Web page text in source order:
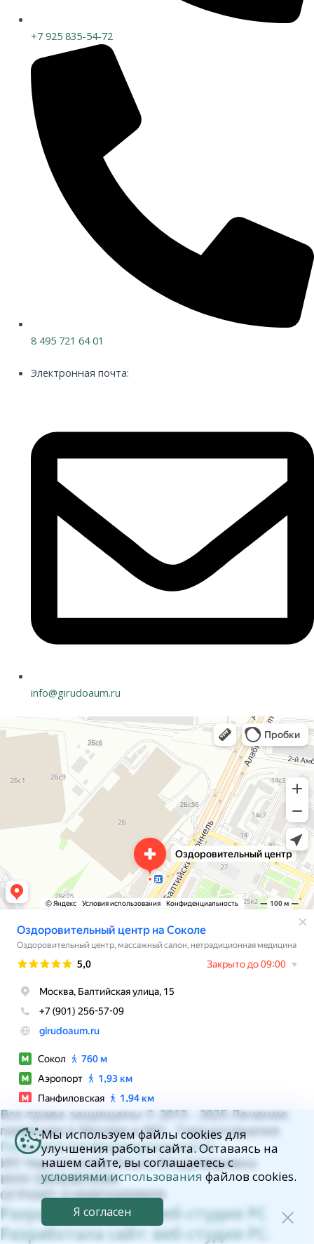
+7 925 835-54-72
8 495 721 64 01
Электронная почта:
info@girudoaum.ru
Все права защищены © 2013 - 2025 Лечение
пиявками в Москве и МО - Гирудотерапия
Политика конфиденциальности.
ИП Черноталова Ольга Владимировна
ИНН 540420816506
ОГРНИП 314500104300039
Разработала сайт: веб-студия РС
Разработала сайт: веб-студия РС.
Мы используем файлы cookies для
улучшения работы сайта. Оставаясь на
нашем сайте, вы соглашаетесь с
условиями использования файлов cookies.
Я согласен